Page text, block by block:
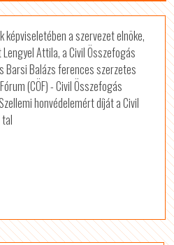
képviseletében a szervezet elnöke,
Attila, a Civil Összefogás
Barsi Balázs ferences szerzetes
(CÖF) - Civil Összefogás
honvédelemért díját a Civil